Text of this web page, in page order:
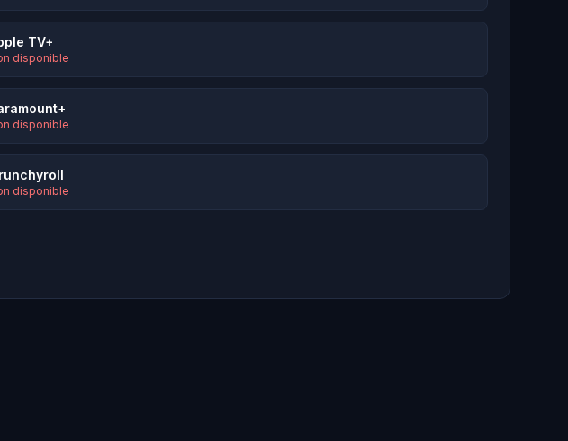
TV+
disponible
disponible
disponible